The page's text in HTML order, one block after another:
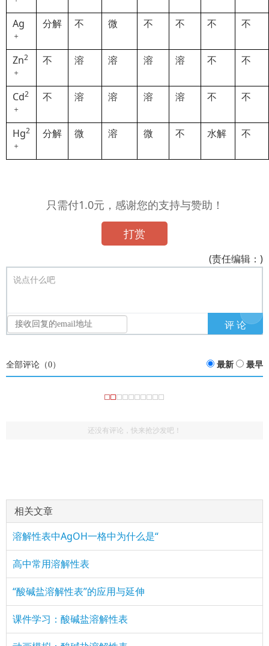
Ag
＋
分解 不 微 不 不 不 不
Zn2
＋
不 溶 溶 溶 溶 不 不
Cd2
＋
不 溶 溶 溶 溶 不 不
Hg2
＋
分解 微 溶 微 不 水解 不
只需付1.0元，感谢您的支持与赞助！
打赏
(责任编辑：)
说点什么吧
全部评论（0） 最新 最早
还没有评论，快来抢沙发吧！
我想拿走，有文件版吗？好方便打印
(717341215)评论href="/plus/view.php?aid=12594">高中常用溶解性表
感谢，做的很棒，非常有用！
(717341215)评论href="/plus/view.php?aid=12594">高中常用溶解性表：
感谢，做的很棒，非常有用！
相关文章
溶解性表中AgOH一格中为什么是“
高中常用溶解性表
“酸碱盐溶解性表”的应用与延伸
课件学习：酸碱盐溶解性表